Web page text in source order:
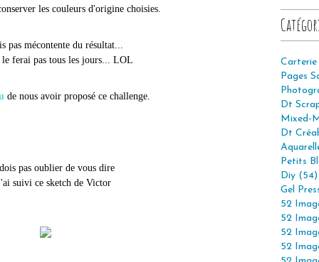
les couleurs d'origine choisies.
pas mécontente du résultat...
le ferai pas tous les jours... LOL
de nous avoir proposé ce challenge.
pas oublier de vous dire
suivi ce sketch de Victor
Carterie
Pages
Dt
Mixed-
Dt
Petits
Diy (54)
Gel
52
52
52
52